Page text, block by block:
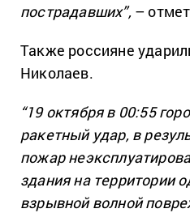
пострадавших”,–
Также россияне
Николаев.
“19 октября в 00:55
ракетный удар, в
пожар
здания на территории
взрывной волной